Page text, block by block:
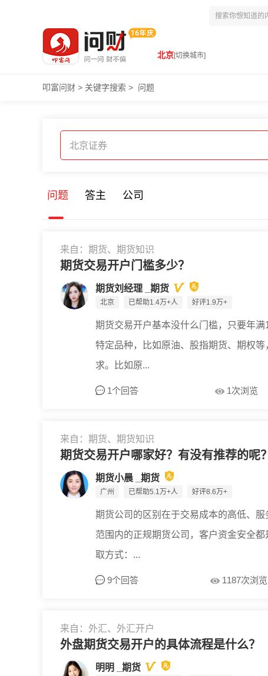
北京[切换城市]
叩富问财 > 关键字搜索 > 问题
问题 答主 公司
来自：期货、期货知识
期货交易开户门槛多少？
期货刘经理 _期货
北京 已帮助1.4万+人 好评1.9万+
期货交易开户基本没什么门槛，只要年
特定品种，比如原油、股指期货、期权
求。比如原...
1个回答 1次浏览
来自：期货、期货知识
期货交易开户哪家好？有没有推荐的呢？
期货小晨 _期货
广州 已帮助5.1万+人 好评8.6万+
期货公司的区别在于交易成本的高低、
范围内的正规期货公司，客户资金安全
取方式：...
9个回答 1187次浏览
来自：外汇、外汇开户
外盘期货交易开户的具体流程是什么？
明明 _期货